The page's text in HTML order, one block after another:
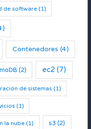
de software(1)
Contenedores (4)
(2) ec2 (7)
de sistemas(1)
(1)
la nube(1) s3 (2)